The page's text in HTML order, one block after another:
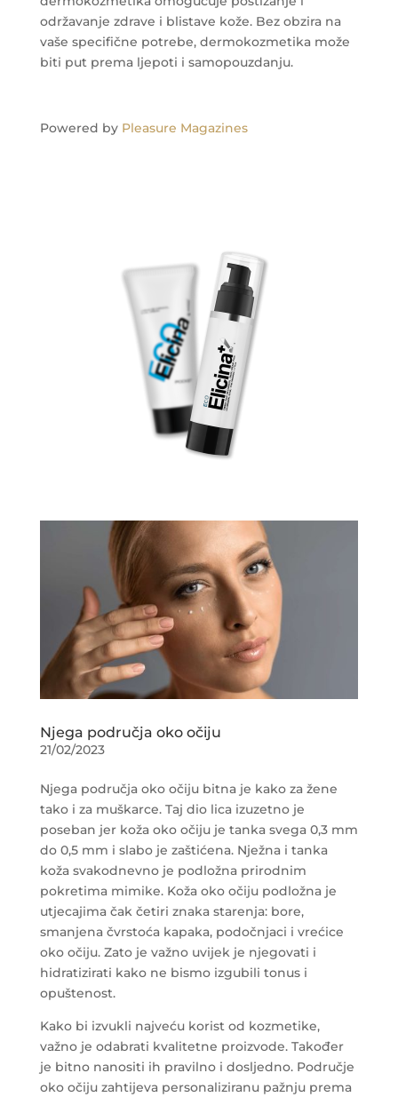
održavanje zdrave i blistave kože. Bez obzira na
vaše specifične potrebe, dermokozmetika može
biti put prema ljepoti i samopouzdanju.
Powered by Pleasure Magazines
Njega područja oko očiju
21/02/2023
Njega područja oko očiju bitna je kako za žene
tako i za muškarce. Taj dio lica izuzetno je
poseban jer koža oko očiju je tanka svega 0,3 mm
do 0,5 mm i slabo je zaštićena. Nježna i tanka
koža svakodnevno je podložna prirodnim
pokretima mimike. Koža oko očiju podložna je
utjecajima čak četiri znaka starenja: bore,
smanjena čvrstoća kapaka, podočnjaci i vrećice
oko očiju. Zato je važno uvijek je njegovati i
hidratizirati kako ne bismo izgubili tonus i
opuštenost.
Kako bi izvukli najveću korist od kozmetike,
važno je odabrati kvalitetne proizvode. Također
je bitno nanositi ih pravilno i dosljedno. Područje
oko očiju zahtijeva personaliziranu pažnju prema